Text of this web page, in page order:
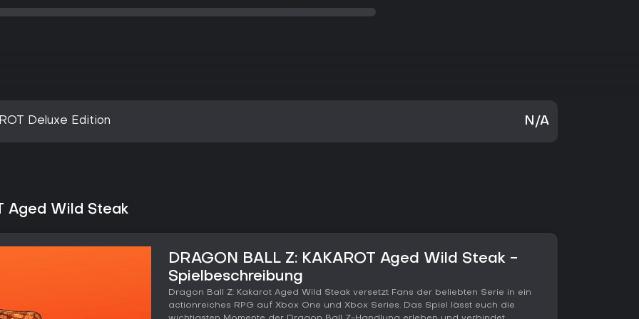
Deluxe Edition N/A
Aged Wild Steak
DRAGON BALL Z: KAKAROT Aged Wild Steak -
Spielbeschreibung
Dragon Ball Z: Kakarot Aged Wild Steak versetzt Fans der beliebten Serie in ein
actionreiches RPG auf Xbox One und Xbox Series. Das Spiel lässt euch die